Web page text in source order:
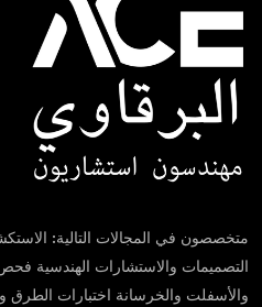
متخصصون في المجالات التالية:
التصميمات والاستشارات الهندسية فحص
والأسفلت والخرسانة اختبارات الطرق